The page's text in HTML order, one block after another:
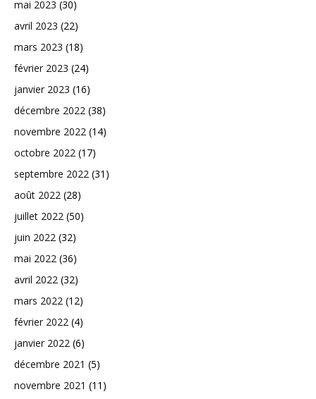
mai 2023 (30)
avril 2023 (22)
mars 2023 (18)
février 2023 (24)
janvier 2023 (16)
décembre 2022 (38)
novembre 2022 (14)
octobre 2022 (17)
septembre 2022 (31)
août 2022 (28)
juillet 2022 (50)
juin 2022 (32)
mai 2022 (36)
avril 2022 (32)
mars 2022 (12)
février 2022 (4)
janvier 2022 (6)
décembre 2021 (5)
novembre 2021 (11)